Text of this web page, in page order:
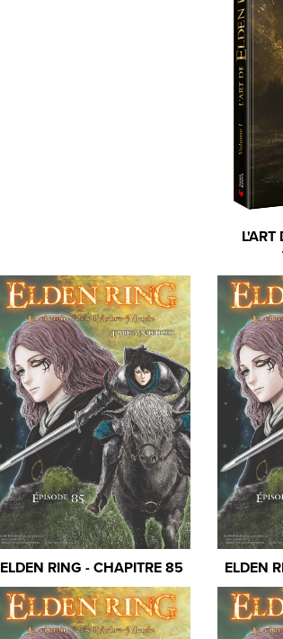
L'ART
ELDEN RING - CHAPITRE 85 ELDEN